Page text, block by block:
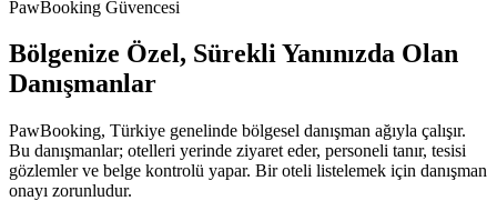
PawBooking Güvencesi
Bölgenize Özel, Sürekli Yanınızda Olan
Danışmanlar
PawBooking, Türkiye genelinde bölgesel danışman ağıyla çalışır.
Bu danışmanlar; otelleri yerinde ziyaret eder, personeli tanır, tesisi
gözlemler ve belge kontrolü yapar. Bir oteli listelemek için danışman
onayı zorunludur.